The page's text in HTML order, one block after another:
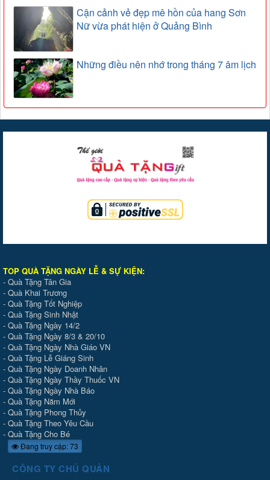
Cận cảnh vẻ đẹp mê hồn của hang Sơn
Nữ vừa phát hiện ở Quảng Bình
Những điều nên nhớ trong tháng 7 âm lịch
TOP QUÀ TẶNG NGÀY LỄ & SỰ KIỆN:
- Quà Tặng Tân Gia
- Quà Khai Trương
- Quà Tặng Tốt Nghiệp
- Quà Tặng Sinh Nhật
- Quà Tặng Ngày 14/2
- Quà Tặng Ngày 8/3 & 20/10
- Quà Tặng Ngày Nhà Giáo VN
- Quà Tặng Lễ Giáng Sinh
- Quà Tặng Ngày Doanh Nhân
- Quà Tặng Ngày Thầy Thuốc VN
- Quà Tặng Ngày Nhà Báo
- Quà Tặng Năm Mới
- Quà Tặng Phong Thủy
- Quà Tặng Theo Yêu Cầu
- Quà Tặng Cho Bé
Đang truy cập: 73
CÔNG TY CHỦ QUẢN